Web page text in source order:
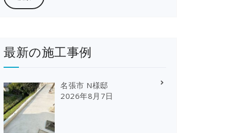
最新の施工事例
名張市 N様邸
2026年8月7日